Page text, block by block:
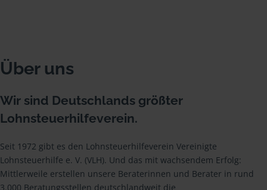
Über uns
Wir sind Deutschlands größter
Lohnsteuerhilfeverein.
Seit 1972 gibt es den Lohnsteuerhilfeverein Vereinigte
Lohnsteuerhilfe e. V. (VLH). Und das mit wachsendem Erfolg:
Mittlerweile erstellen unsere Beraterinnen und Berater in rund
3.000 Beratungsstellen deutschlandweit die